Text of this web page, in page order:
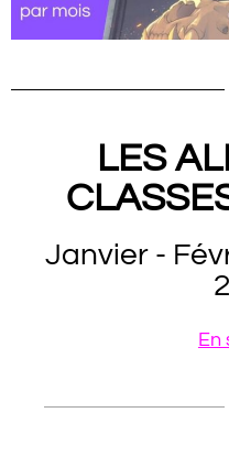
LES
Janvier -
En